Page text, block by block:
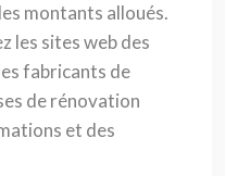
montants alloués.
les sites web des
fabricants de
de rénovation
et des